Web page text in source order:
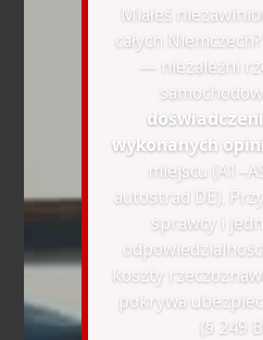
Miałeś
całych Niemczech?
— niezależni
samochodowi:
wykonanych
miejscu
autostrad DE).
sprawcy i
koszty
pokrywa
(§ 249